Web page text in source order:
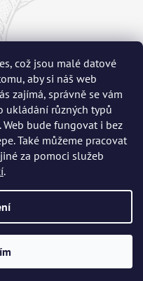
což jsou malé datové
aby si náš web
zajímá, správně se vám
ukládání různých typů
bude fungovat i bez
Také můžeme pracovat
za pomoci služeb
.
. Všechna práva vyhrazena.
cookies